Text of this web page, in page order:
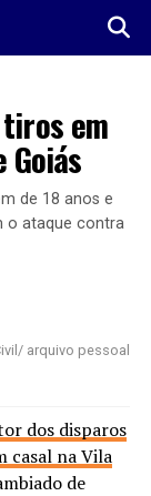
em
de 18 anos e
o ataque contra
arquivo pessoal
dos disparos
casal na Vila
de